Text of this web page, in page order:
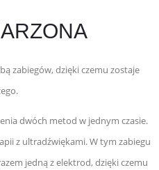
zabiegów, dzięki czemu zostaje
dwóch metod w jednym czasie.
z ultradźwiękami. W tym zabiegu
jedną z elektrod, dzięki czemu